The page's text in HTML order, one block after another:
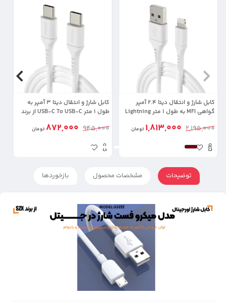
کابل شارژ و انتقال دیتا 2.4 آمپر
گواهی MFI به طول 1 متر Lightning
L01 (شرکتی اورجینال+گارانتی)
2,195,000
1,813,000 تومان
کابل شارژ و انتقال دیتا 3 آمپر به
طول 1 متر USB-C To USB-C از برند
اورجینال+گارانتی)
945,000
872,000 تومان
توضیحات مشخصات محصول بازخوردها